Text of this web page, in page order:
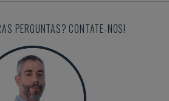
PERGUNTAS? CONTATE-NOS!